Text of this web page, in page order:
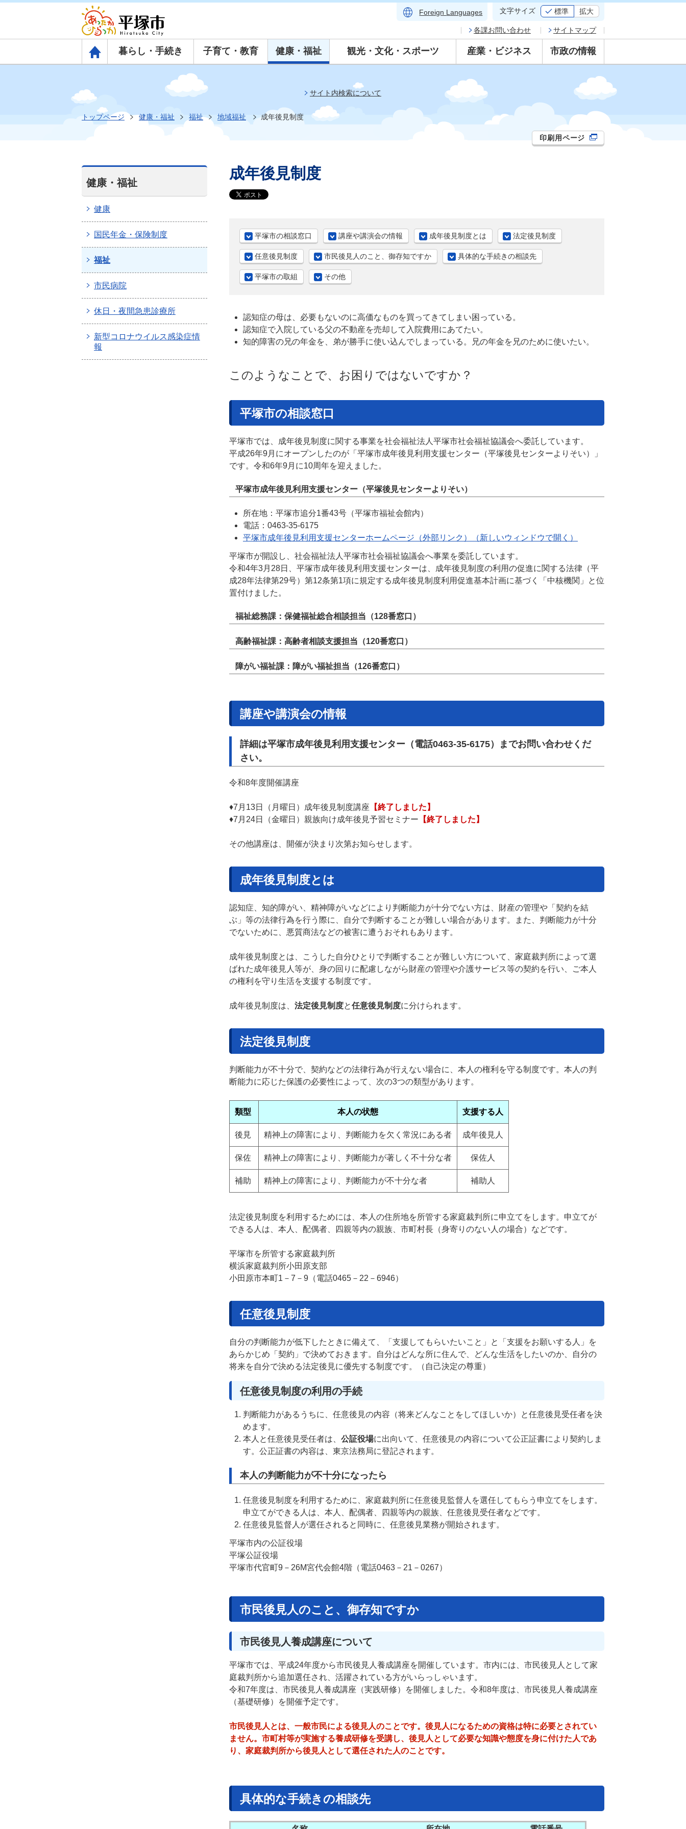
Foreign Languages 文字サイズ 標準 拡大
トップページ
暮らし・手続き 子育て・教育 健康・福祉 観光・文化・スポーツ 産業・ビジネス 市政の情報
各課お問い合わせ サイトマップ
サイト内検索について
トップページ 健康・福祉 福祉 地域福祉 成年後見制度
成年後見制度
印刷用ページ
平塚市の相談窓口 講座や講演会の情報 成年後見制度とは 法定後見制度
任意後見制度 市民後見人のこと、御存知ですか 具体的な手続きの相談先
平塚市の取組 その他
認知症の母は、必要もないのに高価なものを買ってきてしまい困っている。
認知症で入院している父の不動産を売却して入院費用にあてたい。
知的障害の兄の年金を、弟が勝手に使い込んでしまっている。兄の年金を兄のために使いたい。
このようなことで、お困りではないですか？
平塚市の相談窓口
平塚市では、成年後見制度に関する事業を社会福祉法人平塚市社会福祉協議会へ委託しています。
平成26年9月にオープンしたのが「平塚市成年後見利用支援センター（平塚後見センターよりそい）」
です。令和6年9月に10周年を迎えました。
平塚市成年後見利用支援センター（平塚後見センターよりそい）
所在地：平塚市追分1番43号（平塚市福祉会館内）
電話：0463-35-6175
平塚市成年後見利用支援センターホームページ（外部リンク）（新しいウィンドウで開く）
平塚市が開設し、社会福祉法人平塚市社会福祉協議会へ事業を委託しています。
令和4年3月28日、平塚市成年後見利用支援センターは、成年後見制度の利用の促進に関する法律（平
成28年法律第29号）第12条第1項に規定する成年後見制度利用促進基本計画に基づく「中核機関」と位
置付けました。
福祉総務課：保健福祉総合相談担当（128番窓口）
高齢福祉課：高齢者相談支援担当（120番窓口）
障がい福祉課：障がい福祉担当（126番窓口）
講座や講演会の情報
詳細は平塚市成年後見利用支援センター（電話0463-35-6175）までお問い合わせくだ
さい。
​令和8年度開催講座
♦7月13日（月曜日）成年後見制度講座 【終了しました】
♦7月24日（金曜日）親族向け成年後見予習セミナー 【終了しました】
その他講座は、開催が決まり次第お知らせします。
成年後見制度とは
認知症、知的障がい、精神障がいなどにより判断能力が十分でない方は、財産の管理や「契約を結
ぶ」等の法律行為を行う際に、自分で判断することが難しい場合があります。また、判断能力が十分
でないために、悪質商法などの被害に遭うおそれもあります。
成年後見制度とは、こうした自分ひとりで判断することが難しい方について、家庭裁判所によって選
ばれた成年後見人等が、身の回りに配慮しながら財産の管理や介護サービス等の契約を行い、ご本人
の権利を守り生活を支援する制度です。
成年後見制度は、 法定後見制度と任意後見制度に分けられます。
法定後見制度
判断能力が不十分で、契約などの法律行為が行えない場合に、本人の権利を守る制度です。本人の判
断能力に応じた保護の必要性によって、次の3つの類型があります。
類型 本人の状態 支援する人
後見 精神上の障害により、判断能力を欠く常況にある者 成年後見人
保佐 精神上の障害により、判断能力が著しく不十分な者 保佐人
補助 精神上の障害により、判断能力が不十分な者 補助人
法定後見制度を利用するためには、本人の住所地を所管する家庭裁判所に申立てをします。申立てが
できる人は、本人、配偶者、四親等内の親族、市町村長（身寄りのない人の場合）などです。
平塚市を所管する家庭裁判所
横浜家庭裁判所小田原支部
小田原市本町1－7－9（電話0465－22－6946）
任意後見制度
自分の判断能力が低下したときに備えて、「支援してもらいたいこと」と「支援をお願いする人」を
あらかじめ「契約」で決めておきます。自分はどんな所に住んで、どんな生活をしたいのか、自分の
将来を自分で決める法定後見に優先する制度です。（自己決定の尊重）
任意後見制度の利用の手続
判断能力があるうちに、任意後見の内容（将来どんなことをしてほしいか）と任意後見受任者を決
めます。
本人と任意後見受任者は、 公証役場に出向いて、任意後見の内容について公正証書により契約しま
す。公正証書の内容は、東京法務局に登記されます。
本人の判断能力が不十分になったら
任意後見制度を利用するために、家庭裁判所に任意後見監督人を選任してもらう申立てをします。
申立てができる人は、本人、配偶者、四親等内の親族、任意後見受任者などです。
任意後見監督人が選任されると同時に、任意後見業務が開始されます。
平塚市内の公証役場
平塚公証役場
平塚市代官町9－26M宮代会館4階（電話0463－21－0267）
市民後見人のこと、御存知ですか
市民後見人養成講座について
平塚市では、平成24年度から市民後見人養成講座を開催しています。市内には、市民後見人として家
庭裁判所から追加選任され、活躍されている方がいらっしゃいます。
令和7年度は、市民後見人養成講座（実践研修）を開催しました。令和8年度は、市民後見人養成講座
（基礎研修）を開催予定です。
市民後見人とは、一般市民による後見人のことです。後見人になるための資格は特に必要とされてい
ません。市町村等が実施する養成研修を受講し、後見人として必要な知識や態度を身に付けた人であ
り、家庭裁判所から後見人として選任された人のことです。
具体的な手続きの相談先
健康・福祉
健康
国民年金・保険制度
福祉
市民病院
休日・夜間急患診療所
新型コロナウイルス感染症情
報